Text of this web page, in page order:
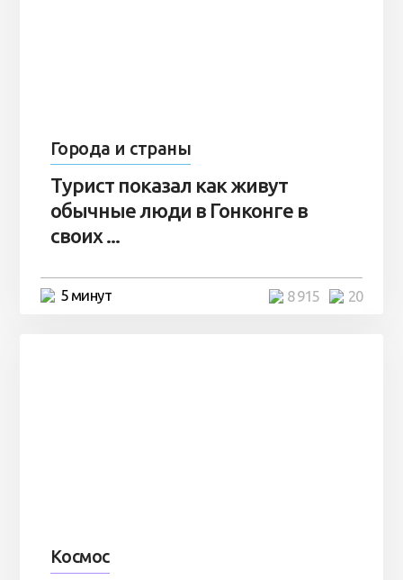
Города и страны
Турист показал как живут
обычные люди в Гонконге в
своих ...
5 минут 20
8 915
Космос